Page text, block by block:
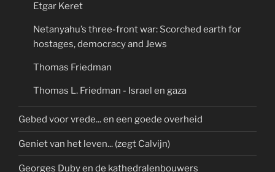
Etgar Keret
Netanyahu’s three-front war: Scorched earth for
hostages, democracy and Jews
Thomas Friedman
Thomas L. Friedman - Israel en gaza
Gebed voor vrede... en een goede overheid
Geniet van het leven... (zegt Calvijn)
Georges Duby en de kathedralenbouwers